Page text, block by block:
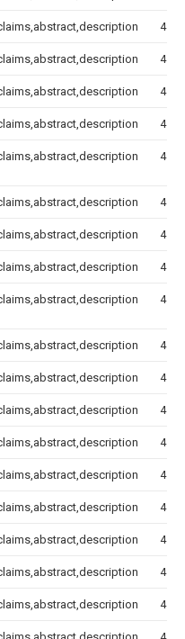
4
4
4
4
4
4
4
4
4
4
4
4
4
4
4
4
4
4